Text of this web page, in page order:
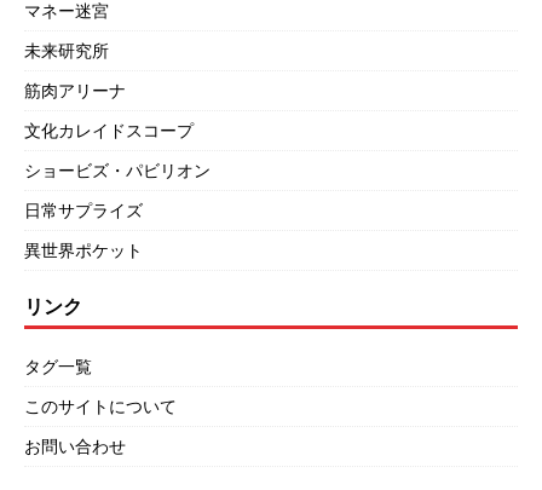
マネー迷宮
未来研究所
筋肉アリーナ
文化カレイドスコープ
ショービズ・パビリオン
日常サプライズ
異世界ポケット
リンク
タグ一覧
このサイトについて
お問い合わせ